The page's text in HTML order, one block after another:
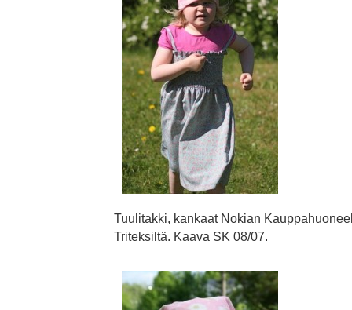
Tuulitakki, kankaat Nokian
Triteksiltä. Kaava SK 08/07.